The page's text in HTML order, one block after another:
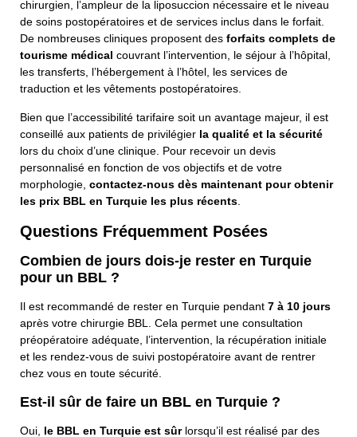
chirurgien, l’ampleur de la liposuccion nécessaire et le niveau
de soins postopératoires et de services inclus dans le forfait.
De nombreuses cliniques proposent des forfaits complets de
tourisme médical couvrant l’intervention, le séjour à l’hôpital,
les transferts, l’hébergement à l’hôtel, les services de
traduction et les vêtements postopératoires.
Bien que l’accessibilité tarifaire soit un avantage majeur, il est
conseillé aux patients de privilégier la qualité et la sécurité
lors du choix d’une clinique. Pour recevoir un devis
personnalisé en fonction de vos objectifs et de votre
morphologie, contactez-nous dès maintenant pour obtenir
les prix BBL en Turquie les plus récents
Questions Fréquemment Posées
Combien de jours dois-je rester en Turquie
pour un BBL ?
Il est recommandé de rester en Turquie pendant 7 à 10 jours
après votre chirurgie BBL. Cela permet une consultation
préopératoire adéquate, l’intervention, la récupération initiale
et les rendez-vous de suivi postopératoire avant de rentrer
chez vous en toute sécurité.
Est-il sûr de faire un BBL en Turquie ?
Oui, le BBL en Turquie est sûrlorsqu’il est réalisé par des
Contactez-Nous
Nom Complet